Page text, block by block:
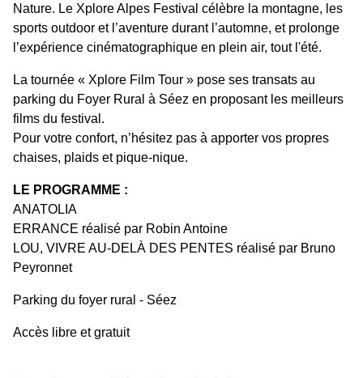
Nature. Le Xplore Alpes Festival célèbre la montagne, les
sports outdoor et l’aventure durant l’automne, et prolonge
l’expérience cinématographique en plein air, tout l'été.
La tournée « Xplore Film Tour » pose ses transats au
parking du Foyer Rural à Séez en proposant les meilleurs
films du festival.
Pour votre confort, n’hésitez pas à apporter vos propres
chaises, plaids et pique-nique.
LE PROGRAMME :
ANATOLIA
ERRANCE réalisé par Robin Antoine
LOU, VIVRE AU-DELÀ DES PENTES réalisé par Bruno
Peyronnet
Parking du foyer rural - Séez
Accès libre et gratuit